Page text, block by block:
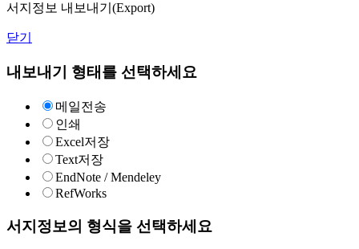
서지정보 내보내기(Export)
닫기
내보내기 형태를 선택하세요
메일전송
인쇄
Excel저장
Text저장
EndNote / Mendeley
RefWorks
서지정보의 형식을 선택하세요